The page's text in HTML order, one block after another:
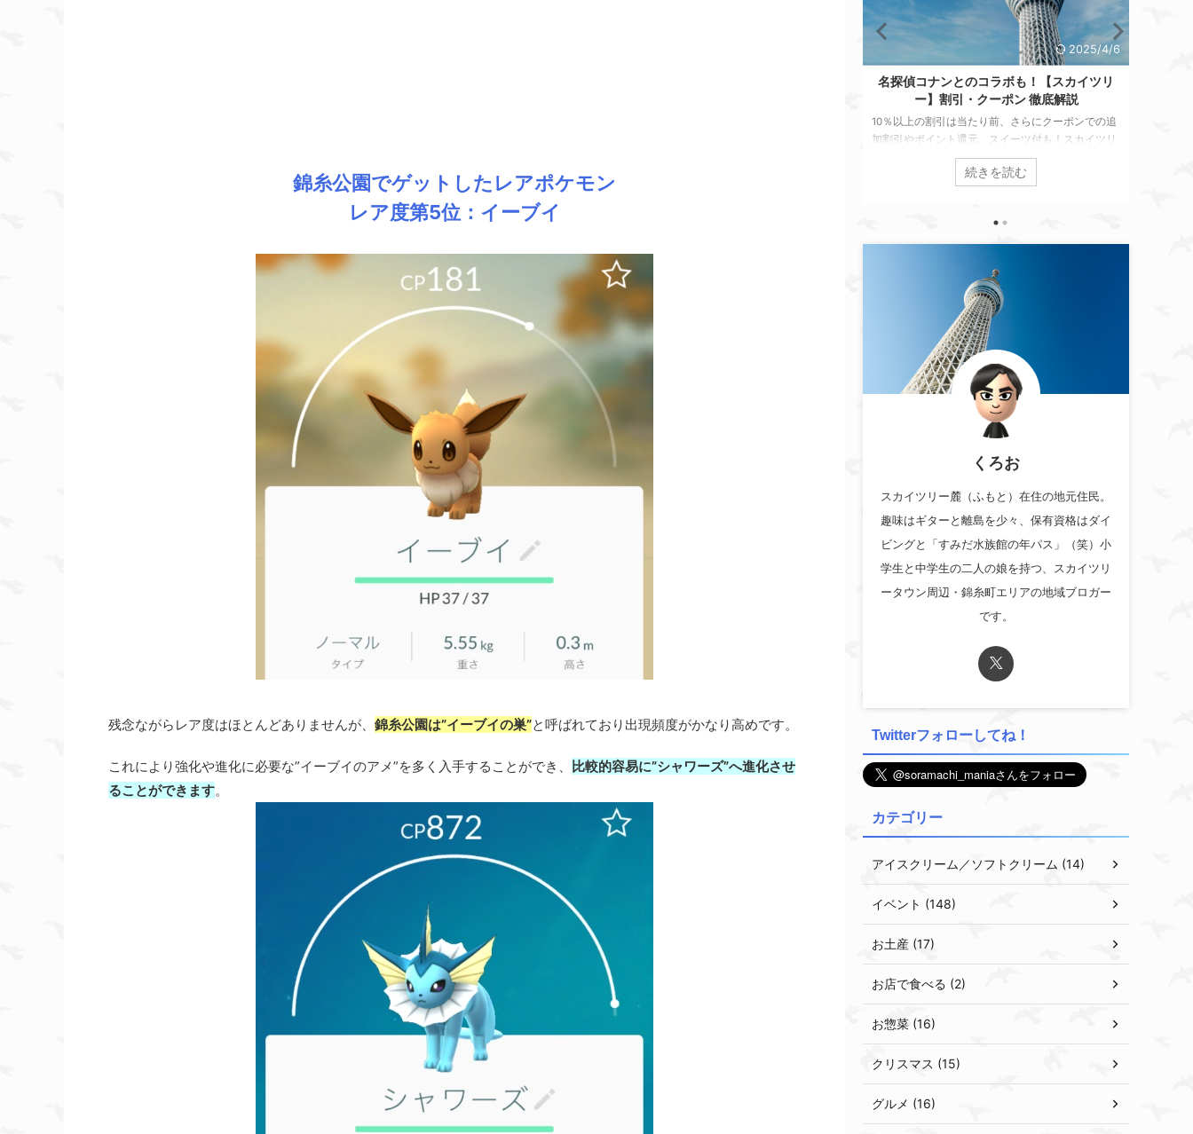
錦糸公園でゲットしたレアポケモン
レア度第5位：イーブイ
残念ながらレア度はほとんどありませんが、 錦糸公園は”イーブイの巣”と呼ばれており出現頻度がかなり高めです。
これにより強化や進化に必要な”イーブイのアメ”を多く入手することができ、 比較的容易に”シャワーズ”へ進化させ
ることができます。
2025/4/6
名探偵コナンとのコラボも！【スカイツリ
ー】割引・クーポン 徹底解説
10％以上の割引は当たり前、さらにクーポンでの追
加割引やポイント還元、スイーツ付も！スカイツリ
ー麓（ふもと）住民が当日でも利用可能な【スカイ
ツリー 割引・クーポン情報】を徹底解説。お得なチ
続きを読む
くろお
スカイツリー麓（ふもと）在住の地元住民。
趣味はギターと離島を少々、保有資格はダイ
ビングと「すみだ水族館の年パス」（笑）小
学生と中学生の二人の娘を持つ、スカイツリ
ータウン周辺・錦糸町エリアの地域ブロガー
です。
Twitterフォローしてね！
カテゴリー
アイスクリーム／ソフトクリーム (14)
イベント (148)
お土産 (17)
お店で食べる (2)
お惣菜 (16)
クリスマス (15)
グルメ (16)